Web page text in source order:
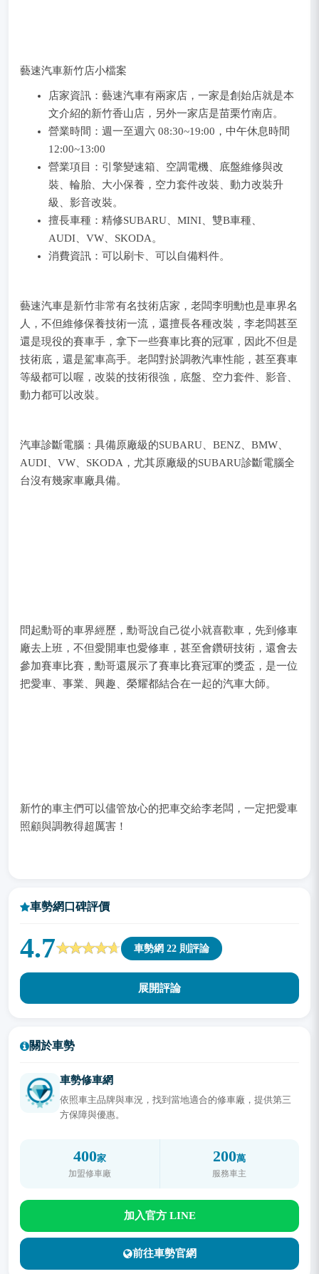
藝速汽車新竹店小檔案
店家資訊：藝速汽車有兩家店，一家是創始店就是本
文介紹的新竹香山店，另外一家店是苗栗竹南店。
營業時間：週一至週六 08:30~19:00，中午休息時間
12:00~13:00
營業項目：引擎變速箱、空調電機、底盤維修與改
裝、輪胎、大小保養，空力套件改裝、動力改裝升
級、影音改裝。
擅長車種：精修SUBARU、MINI、雙B車種、
AUDI、VW、SKODA。
消費資訊：可以刷卡、可以自備料件。
藝速汽車是新竹非常有名技術店家，老闆李明勳也是車界名
人，不但維修保養技術一流，還擅長各種改裝，李老闆甚至
還是現役的賽車手，拿下一些賽車比賽的冠軍，因此不但是
技術底，還是駕車高手。老闆對於調教汽車性能，甚至賽車
等級都可以喔，改裝的技術很強，底盤、空力套件、影音、
動力都可以改裝。
汽車診斷電腦：具備原廠級的SUBARU、BENZ、BMW、
AUDI、VW、SKODA，尤其原廠級的SUBARU診斷電腦全
台沒有幾家車廠具備。
問起勳哥的車界經歷，勳哥說自己從小就喜歡車，先到修車
廠去上班，不但愛開車也愛修車，甚至會鑽研技術，還會去
參加賽車比賽，勳哥還展示了賽車比賽冠軍的獎盃，是一位
把愛車、事業、興趣、榮耀都結合在一起的汽車大師。
新竹的車主們可以儘管放心的把車交給李老闆，一定把愛車
照顧與調教得超厲害！
車勢網口碑評價
4.7 車勢網 22 則評論
展開評論
關於車勢
車勢修車網
依照車主品牌與車況，找到當地適合的修車廠，提供第三
方保障與優惠。
400家
加盟修車廠
200萬
服務車主
加入官方 LINE
前往車勢官網